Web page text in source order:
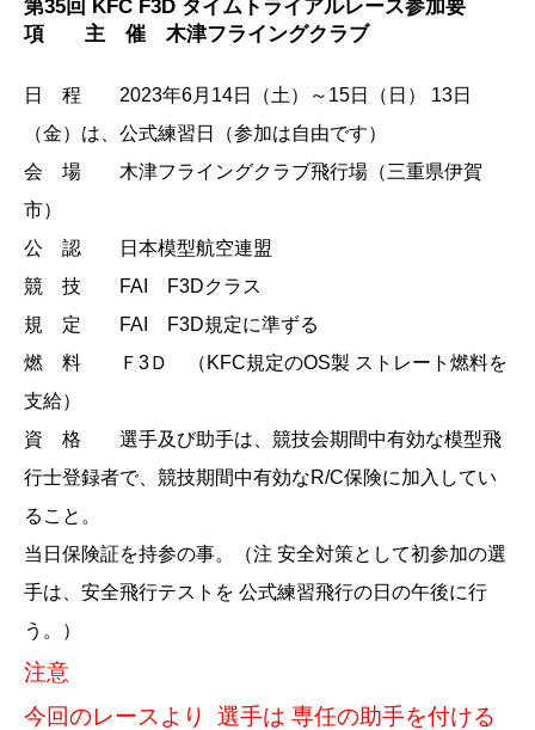
第35回 KFC F3D タイムトライアルレース参加要
項 主 催 木津フライングクラブ
日 程 2023年6月14日（土）～15日（日） 13日
（金）は、公式練習日（参加は自由です）
会 場 木津フライングクラブ飛行場（三重県伊賀
市）
公 認 日本模型航空連盟
競 技 FAI F3Dクラス
規 定 FAI F3D規定に準ずる
燃 料 Ｆ3Ｄ （KFC規定のOS製 ストレート燃料を
支給）
資 格 選手及び助手は、競技会期間中有効な模型飛
行士登録者で、競技期間中有効なR/C保険に加入してい
ること。
当日保険証を持参の事。（注 安全対策として初参加の選
手は、安全飛行テストを 公式練習飛行の日の午後に行
う。）
注意
今回のレースより 選手は 専任の助手を付ける